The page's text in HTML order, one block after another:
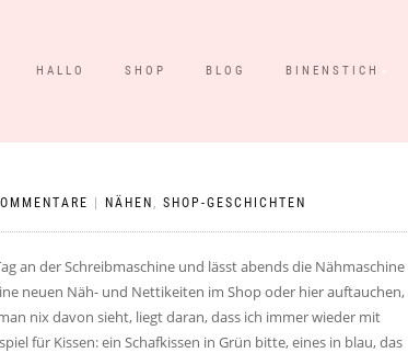
HALLO SHOP BLOG BINENSTICH
NÄHEN , SHOP-GESCHICHTEN
an der Schreibmaschine und lässt abends die Nähmaschine
neuen Näh- und Nettikeiten im Shop oder hier auftauchen,
nix davon sieht, liegt daran, dass ich immer wieder mit
für Kissen: ein Schafkissen in Grün bitte, eines in blau, das